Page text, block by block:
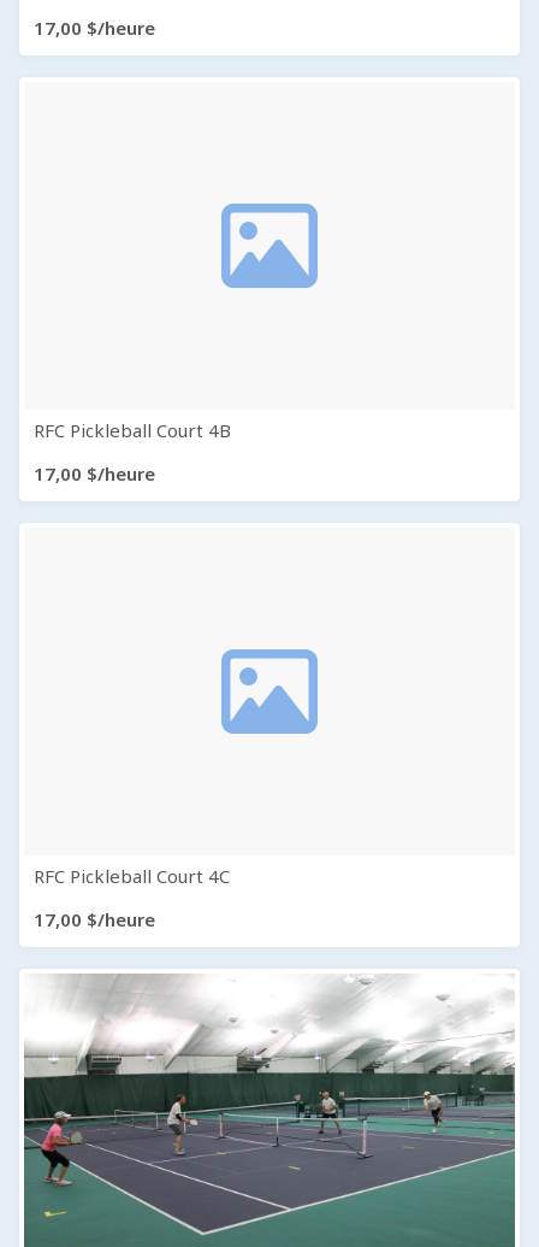
17,00 $/heure
RFC Pickleball Court 4B
17,00 $/heure
RFC Pickleball Court 4C
17,00 $/heure